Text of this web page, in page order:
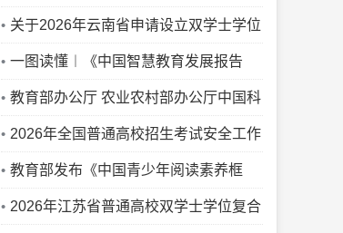
准化教育融合试点
关于2026年云南省申请设立双学士学位
复合型人才培养项目的公示
一图读懂︱《中国智慧教育发展报告
（2025-2026）》
教育部办公厅 农业农村部办公厅中国科
协办公厅关于公布通过2025年质量监测
的农业专业学位研究生培养单位和科技小
院名单的通知
2026年全国普通高校招生考试安全工作
视频会议召开
教育部发布《中国青少年阅读素养框
架》教育行业标准
2026年江苏省普通高校双学士学位复合